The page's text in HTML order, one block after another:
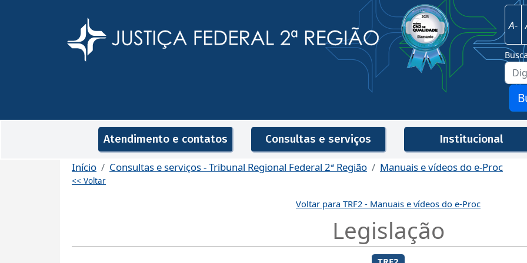
Justiça Federal - 2ª Região
Imagem
A-
Navegação principal
Atendimento e contatos Consultas e serviços Institucional
Início Consultas e serviços - Tribunal Regional Federal 2ª Região Manuais e vídeos do e-Proc
<< Voltar
Voltar para TRF2 - Manuais e vídeos do e-Proc
Legislação